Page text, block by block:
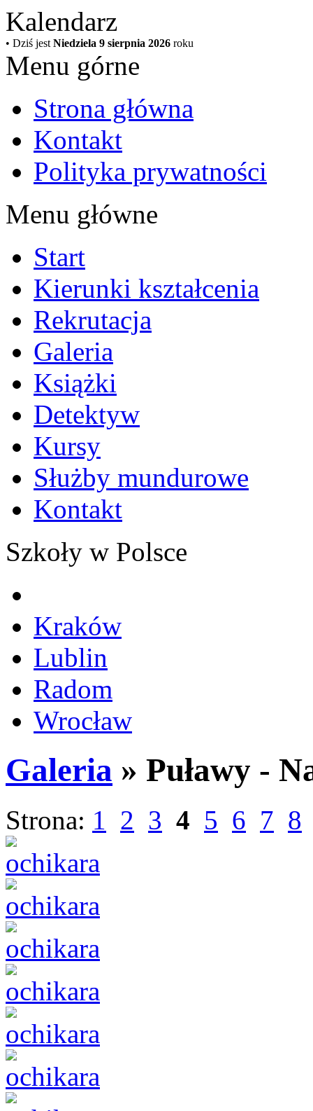
Kalendarz
• Dziś jest Niedziela 9 sierpnia 2026 roku
Menu górne
Strona główna
Kontakt
Polityka prywatności
Menu główne
Start
Kierunki kształcenia
Rekrutacja
Galeria
Książki
Detektyw
Kursy
Służby mundurowe
Kontakt
Szkoły w Polsce
Kraków
Lublin
Radom
Wrocław
Galeria » Puławy -
Strona: 1 2 3 4 5 6 7 8